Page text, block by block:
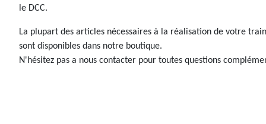
le DCC.
La plupart des articles nécessaires à la réalisation de votre
sont disponibles dans notre boutique.
N'hésitez pas a nous contacter pour toutes questions